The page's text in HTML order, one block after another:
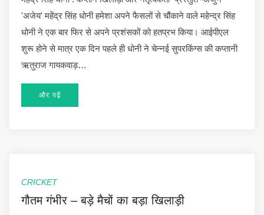
'अजेय' महेंद्र सिंह धोनी हमेशा अपने फैसलों से चौंकाने वाले महेन्द्र सिंह
धोनी ने एक बार फिर से अपने प्रशंसकों को हतप्रभ किया। आईपीएल
शुरू होने से मात्र एक दिन पहले ही धोनी ने चेन्नई सुपरकिंग्स की कप्तानी
ऋतुराज गायकवाड़…
और पढ़ें
CRICKET
गौतम गंभीर – बड़े मैचों का बड़ा खिलाड़ी